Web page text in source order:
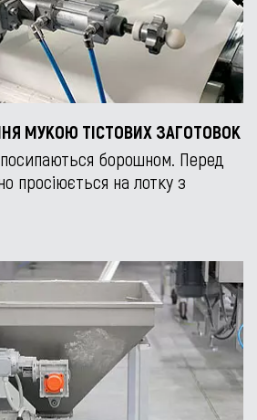
МУКОЮ ТІСТОВИХ ЗАГОТОВОК
посипаються борошном. Перед
просіюється на лотку з